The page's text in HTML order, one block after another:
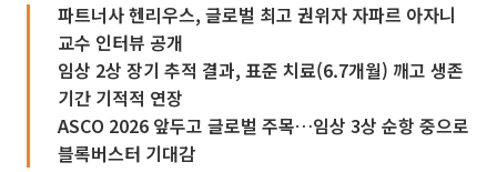
파트너사 헨리우스, 글로벌 최고 권위자 자파르 아자니
교수 인터뷰 공개
임상 2상 장기 추적 결과, 표준 치료(6.7개월) 깨고 생존
기간 기적적 연장
ASCO 2026 앞두고 글로벌 주목…임상 3상 순항 중으로
블록버스터 기대감